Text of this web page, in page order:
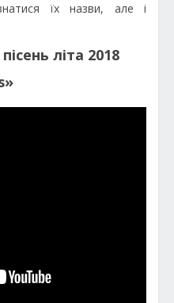
їх назви, але і
літа 2018